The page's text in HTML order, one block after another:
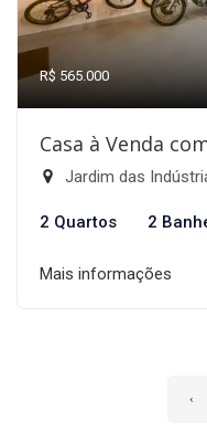
R$ 565.000
Casa à Venda
Jardim das
2 Quartos 2
Mais informações
‹